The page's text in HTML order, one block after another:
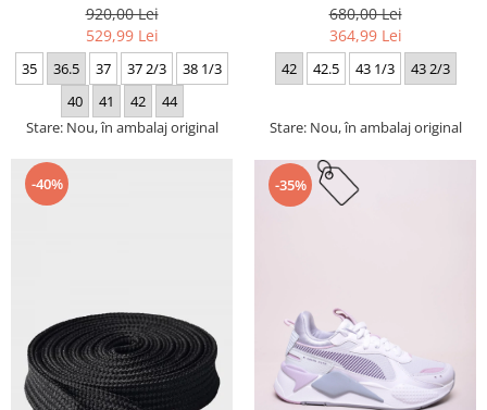
920,00 Lei
529,99 Lei
35 36.5 37 37 2/3
38 1/3
40
41 42
44
Stare: Nou, în ambalaj original
680,00 Lei
364,99 Lei
42 42.5 43 1/3 43 2/3
Stare: Nou, în ambalaj original
-40% -35%